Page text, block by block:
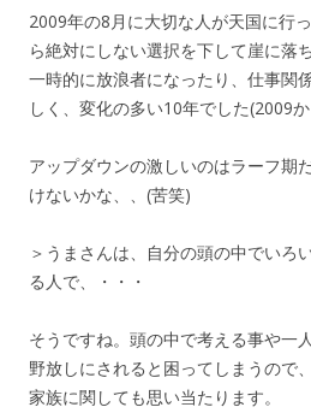
2009年の8月に大切な人が天国に行
ら絶対にしない選択を下して崖に落
一時的に放浪者になったり、仕事関
しく、変化の多い10年でした(2009
アップダウンの激しいのはラーフ期
けないかな、、(苦笑)
＞うまさんは、自分の頭の中でいろ
る人で、・・・
そうですね。頭の中で考える事や一
野放しにされると困ってしまうので
家族に関しても思い当たります。